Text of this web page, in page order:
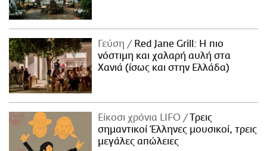
Γεύση
Red Jane Grill: Η πιο
νόστιμη και χαλαρή αυλή στα
Χανιά (ίσως και στην Ελλάδα)
Είκοσι χρόνια LIFO
Tρεις
σημαντικοί Έλληνες μουσικοί, τρεις
μεγάλες απώλειες